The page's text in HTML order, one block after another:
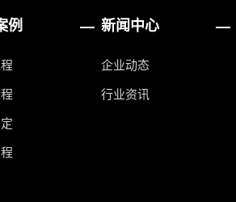
例 新闻中心
企业动态
行业资讯